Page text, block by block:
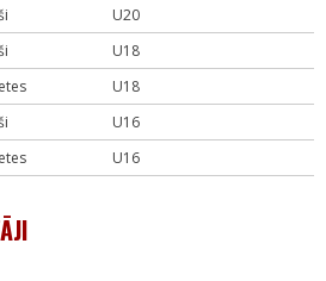
U20
U18
U18
U16
U16